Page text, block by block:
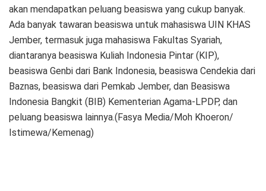
akan mendapatkan peluang beasiswa yang cukup banyak.
Ada banyak tawaran beasiswa untuk mahasiswa UIN KHAS
Jember, termasuk juga mahasiswa Fakultas Syariah,
diantaranya beasiswa Kuliah Indonesia Pintar (KIP),
beasiswa Genbi dari Bank Indonesia, beasiswa Cendekia dari
Baznas, beasiswa dari Pemkab Jember, dan Beasiswa
Indonesia Bangkit (BIB) Kementerian Agama-LPDP, dan
peluang beasiswa lainnya.(Fasya Media/Moh Khoeron/
Istimewa/Kemenag)